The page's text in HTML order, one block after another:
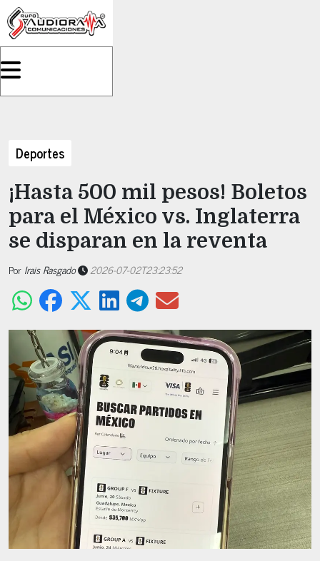
Deportes
¡Hasta 500 mil pesos! Boletos
para el México vs. Inglaterra
se disparan en la reventa
Por Irais Rasgado 2026-07-02T23:23:52